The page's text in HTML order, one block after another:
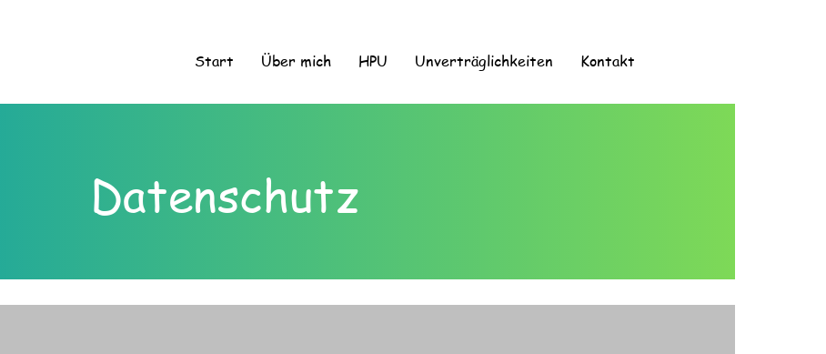
Start Über mich HPU Unverträglichkeiten Kontakt
Datenschutz